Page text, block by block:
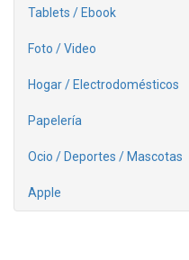
Tablets / Ebook
Foto / Video
Hogar / Electrodomésticos
Papelería
Ocio / Deportes / Mascotas
Apple